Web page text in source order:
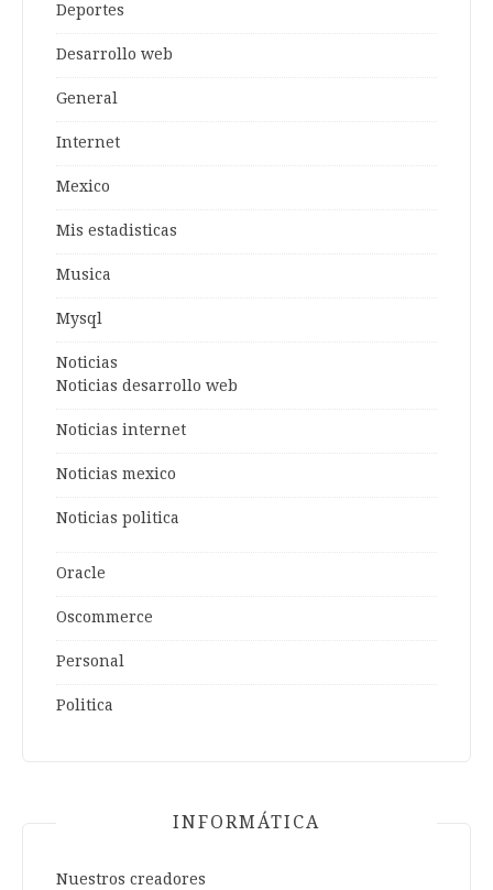
Deportes
Desarrollo web
General
Internet
Mexico
Mis estadisticas
Musica
Mysql
Noticias
Noticias desarrollo web
Noticias internet
Noticias mexico
Noticias politica
Oracle
Oscommerce
Personal
Politica
INFORMÁTICA
Nuestros creadores